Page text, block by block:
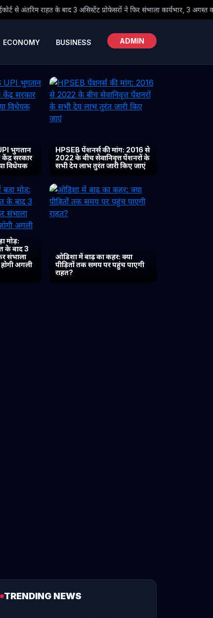
प्रोफेसरों ने फिर संभाला कार्यभार, 3 अगस्त को होगी अगली सुनवाई
ECONOMY BUSINESS ADMIN
भुगतान
सरकार
विधेयक
HPSEB पेंशनर्स की मांग: 2016 से
2022 के बीच सेवानिवृत्त पेंशनरों के
सभी देय लाभ तुरंत जारी किए जाएं
मोड़:
के बाद 3
संभाला
अगली
ओडिशा में बाढ़ का कहर: क्या
पीड़ितों तक समय पर पहुंच पाएगी
राहत?
TRENDING NEWS